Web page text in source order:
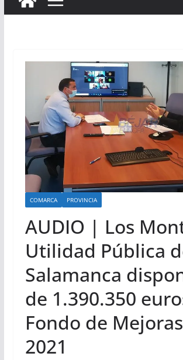
COMARCA PROVINCIA
AUDIO | Los
Utilidad Pública
Salamanca
de 1.390.350
Fondo de
2021